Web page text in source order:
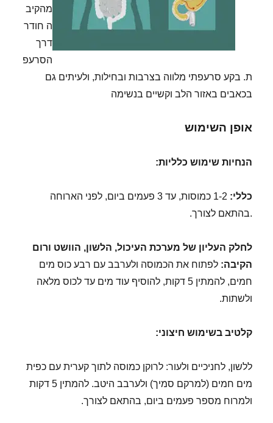
מהקיב
ה חודר
דרך
הסרעפ
ת. בקע סרעפתי מלווה בצרבות ובחילות, ולעיתים גם
בכאבים באזור הלב וקשיים בנשימה
אופן השימוש
הנחיות שימוש כלליות:
כללי:
1-2 כמוסות, עד 3 פעמים ביום, לפני הארוחה
.בהתאם לצורך.
לחלק העליון של מערכת העיכול, הלשון, הוושט ורום
הקיבה:לפתוח את הכמוסה ולערבב עם רבע כוס מים
חמים, להמתין 5 דקות, להוסיף עוד מים עד לכוס מלאה
ולשתות.
קלטיב בשימוש חיצוני:
ללשון, לחניכיים ולעור: לרוקן כמוסה לתוך קערית עם כפית
מים חמים (למרקם סמיך) ולערבב היטב. להמתין 5 דקות
ולמרוח מספר פעמים ביום, בהתאם לצורך.